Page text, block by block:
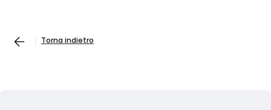
Torna indietro